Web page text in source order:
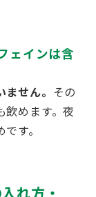
ェインは含
せん。 その
飲めます。夜
す。
れ方・